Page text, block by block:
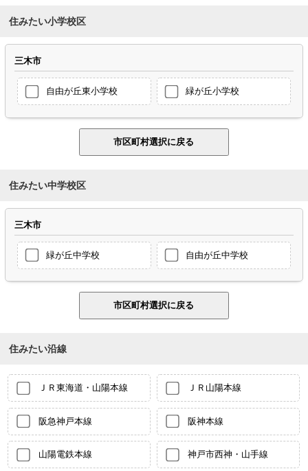
住みたい小学校区
三木市
自由が丘東小学校 緑が丘小学校
住みたい中学校区
三木市
緑が丘中学校 自由が丘中学校
住みたい沿線
ＪＲ東海道・山陽本線 ＪＲ山陽本線
阪急神戸本線 阪神本線
山陽電鉄本線 神戸市西神・山手線